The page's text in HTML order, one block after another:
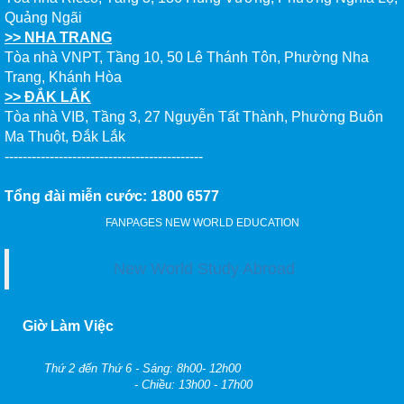
Quảng Ngãi
>> NHA TRANG
Tòa nhà VNPT, Tầng 10, 50 Lê Thánh Tôn, Phường Nha
Trang, Khánh Hòa
>> ĐẮK LẮK
Tòa nhà VIB, Tầng 3, 27 Nguyễn Tất Thành, Phường Buôn
Ma Thuột, Đắk Lắk
--------------------------------------------
Tổng đài miễn cước: 1800 6577
FANPAGES NEW WORLD EDUCATION
New World Study Abroad
Giờ Làm Việc
Thứ 2 đến Thứ 6 - Sáng: 8h00- 12h00
- Chiều: 13h00 - 17h00